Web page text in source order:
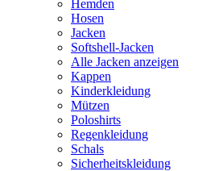
Hemden
Hosen
Jacken
Softshell-Jacken
Alle Jacken anzeigen
Kappen
Kinderkleidung
Mützen
Poloshirts
Regenkleidung
Schals
Sicherheitskleidung